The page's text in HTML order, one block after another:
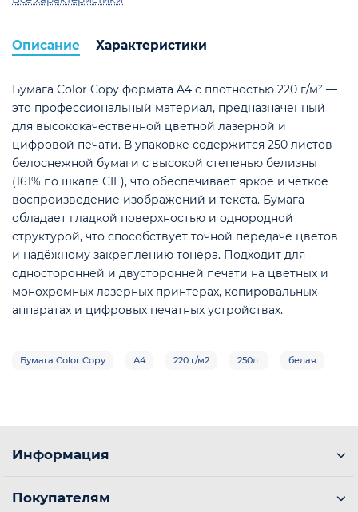
Описание Характеристики
Бумага Color Copy формата A4 с плотностью 220 г/м² —
это профессиональный материал, предназначенный
для высококачественной цветной лазерной и
цифровой печати. В упаковке содержится 250 листов
белоснежной бумаги с высокой степенью белизны
(161% по шкале CIE), что обеспечивает яркое и чёткое
воспроизведение изображений и текста. Бумага
обладает гладкой поверхностью и однородной
структурой, что способствует точной передаче цветов
и надёжному закреплению тонера. Подходит для
односторонней и двусторонней печати на цветных и
монохромных лазерных принтерах, копировальных
аппаратах и цифровых печатных устройствах.
Бумага Color Copy А4 220 г/м2 250л. белая
Информация
Покупателям